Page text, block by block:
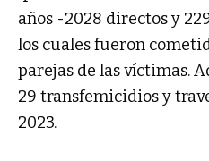
años -2028 directos y
los cuales fueron
parejas de las víctimas.
29 transfemicidios y
2023.